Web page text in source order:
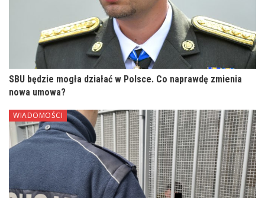
SBU będzie mogła działać w Polsce. Co naprawdę zmienia
nowa umowa?
WIADOMOŚCI